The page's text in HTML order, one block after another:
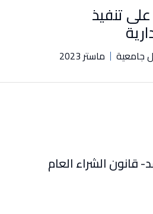
تنفيذ
جامعية ماستر 2023
قانون الشراء العام